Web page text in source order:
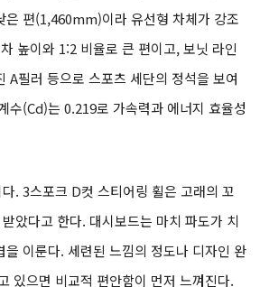
은 편(1,460mm)이라 유선형 차체가 강조
높이와 1:2 비율로 큰 편이고, 보닛 라인
A필러 등으로 스포츠 세단의 정석을 보여
수(Cd)는 0.219로 가속력과 에너지 효율성
. 3스포크 D컷 스티어링 휠은 고래의 꼬
았다고 한다. 대시보드는 마치 파도가 치
을 이룬다. 세련된 느낌의 정도나 디자인 완
있으면 비교적 편안함이 먼저 느껴진다.